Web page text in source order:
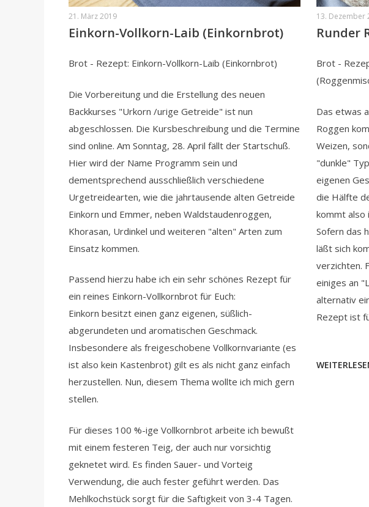
21. März 2019
Einkorn-Vollkorn-Laib (Einkornbrot)
Brot - Rezept: Einkorn-Vollkorn-Laib (Einkornbrot)
Die Vorbereitung und die Erstellung des neuen
Backkurses "Urkorn /urige Getreide" ist nun
abgeschlossen. Die Kursbeschreibung und die Termine
sind online. Am Sonntag, 28. April fällt der Startschuß.
Hier wird der Name Programm sein und
dementsprechend ausschließlich verschiedene
Urgetreidearten, wie die jahrtausende alten Getreide
Einkorn und Emmer, neben Waldstaudenroggen,
Khorasan, Urdinkel und weiteren "alten" Arten zum
Einsatz kommen.
Passend hierzu habe ich ein sehr schönes Rezept für
ein reines Einkorn-Vollkornbrot für Euch:
Einkorn besitzt einen ganz eigenen, süßlich-
abgerundeten und aromatischen Geschmack.
Insbesondere als freigeschobene Vollkornvariante (es
ist also kein Kastenbrot) gilt es als nicht ganz einfach
herzustellen. Nun, diesem Thema wollte ich mich gern
stellen.
Für dieses 100 %-ige Vollkornbrot arbeite ich bewußt
mit einem festeren Teig, der auch nur vorsichtig
geknetet wird. Es finden Sauer- und Vorteig
Verwendung, die auch fester geführt werden. Das
Mehlkochstück sorgt für die Saftigkeit von 3-4 Tagen.
13. Dezember
Runder
Brot -
Das etwas
Roggen
Weizen,
"dunkle"
eigenen
die Hälfte
kommt also
Sofern das
läßt sich
verzichten.
einiges an
alternativ
Rezept ist